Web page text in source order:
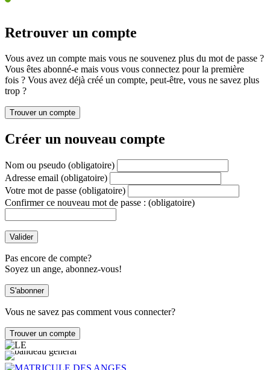
Retrouver un compte
Vous avez un compte mais vous ne souvenez plus du mot de passe ?
Vous êtes abonné-e mais vous vous connectez pour la première
fois ? Vous avez déjà créé un compte, peut-être, vous ne savez plus
trop ?
Créer un nouveau compte
Nom ou pseudo (obligatoire)
Adresse email (obligatoire)
Votre mot de passe (obligatoire)
Confirmer ce nouveau mot de passe : (obligatoire)
Pas encore de compte?
Soyez un ange, abonnez-vous!
Vous ne savez pas comment vous connecter?